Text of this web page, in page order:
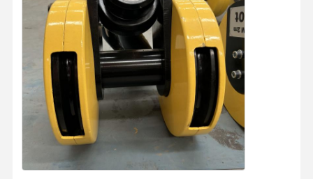
Fábrica
Controle De
Qualidade
Fale
Conosco
Notícias
Todos Os
Casos
Converse
Agora
Rodas de guindastes